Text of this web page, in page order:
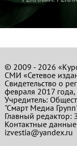
© 2009 - 2026
СМИ «Сетевое
Свидетельство о
февраля 2017
Учредитель:
"Смарт Медиа
Главный редактор:
Контактные
izvestia@yandex.ru